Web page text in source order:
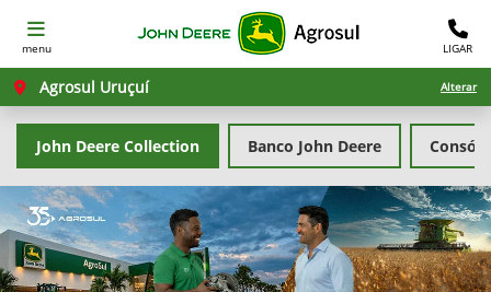
menu LIGAR
Agrosul Uruçuí Alterar
Banco John Deere
John Deere Collection